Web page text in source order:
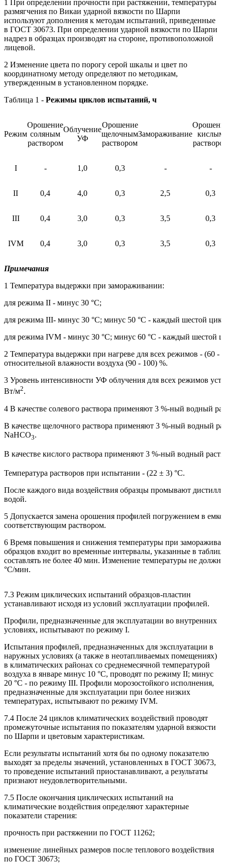
1 При определении прочности при растяжении, температуры
размягчения по Викаи ударной вязкости по Шарпи
используют дополнения к методам испытаний, приведенные
в ГОСТ 30673. При определении ударной вязкости по Шарпи
надрез в образцах производят на стороне, противоположной
лицевой.
2 Изменение цвета по порогу серой шкалы и цвет по
координатному методу определяют по методикам,
утвержденным в установленном порядке.
Таблица 1 - Режимы циклов испытаний, ч
Режим
Орошение
соляным
раствором
Облучение
УФ
Орошение
щелочным
раствором
Замораживание кислым
I - 1,0 0,3 - -
II 0,4 4,0 0,3 2,5 0,3
III 0,4 3,0 0,3 3,5 0,3
IVM 0,4 3,0 0,3 3,5 0,3
Примечания
1 Температура выдержки при замораживании:
для режима II - минус 30 °С;
для режима III- минус 30 °С; минус 50 °С - каждый шестой
для режима IVM - минус 30 °С; минус 60 °С - каждый шестой
2 Температура выдержки при нагреве для всех режимов - (60 -
относительной влажности воздуха (90 - 100) %.
3 Уровень интенсивности УФ облучения для всех режимов
Вт/м2.
4 В качестве солевого раствора применяют 3 %-ный водный
В качестве щелочного раствора применяют 3 %-ный водный
NaHCO3.
В качестве кислого раствора применяют 3 %-ный водный
Температура растворов при испытании - (22 ± 3) °С.
После каждого вида воздействия образцы промывают
водой.
5 Допускается замена орошения профилей погружением в
соответствующим раствором.
6 Время повышения и снижения температуры при
образцов входит во временные интервалы, указанные в
составлять не более 40 мин. Изменение температуры не
°С/мин.
7.3 Режим циклических испытаний образцов-пластин
устанавливают исходя из условий эксплуатации профилей.
Профили, предназначенные для эксплуатации во внутренних
условиях, испытывают по режиму I.
Испытания профилей, предназначенных для эксплуатации в
наружных условиях (а также в неотапливаемых помещениях)
в климатических районах со среднемесячной температурой
воздуха в январе минус 10 °С, проводят по режиму II; минус
20 °С - по режиму III. Профили морозостойкого исполнения,
предназначенные для эксплуатации при более низких
температурах, испытывают по режиму IVM.
7.4 После 24 циклов климатических воздействий проводят
промежуточные испытания по показателям ударной вязкости
по Шарпи и цветовым характеристикам.
Если результаты испытаний хотя бы по одному показателю
выходят за пределы значений, установленных в ГОСТ 30673,
то проведение испытаний приостанавливают, а результаты
признают неудовлетворительными.
7.5 После окончания циклических испытаний на
климатические воздействия определяют характерные
показатели старения:
прочность при растяжении по ГОСТ 11262;
изменение линейных размеров после теплового воздействия
по ГОСТ 30673;